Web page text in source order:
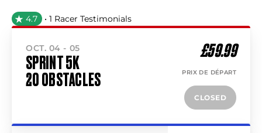
4.7 • 1 Racer Testimonials
OCT. 04 - 05
SPRINT 5K
20 OBSTACLES
£59.99
PRIX DE DÉPART
CLOSED